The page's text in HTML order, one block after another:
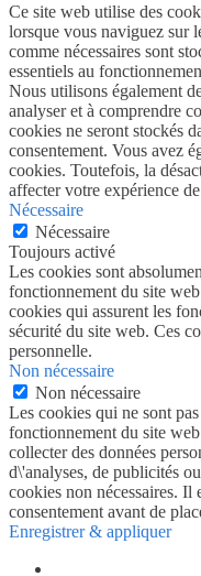
Ce site web utilise des
lorsque vous naviguez sur
comme nécessaires sont
essentiels au
Nous utilisons également
analyser et à comprendre
cookies ne seront stockés
consentement. Vous avez
cookies. Toutefois, la
affecter votre expérience
Nécessaire
Nécessaire
Toujours activé
Les cookies sont
fonctionnement du site
cookies qui assurent les
sécurité du site web. Ces
personnelle.
Non nécessaire
Non nécessaire
Les cookies qui ne sont
fonctionnement du site
collecter des données
d\'analyses, de publicités
cookies non nécessaires.
consentement avant de
Enregistrer & appliquer